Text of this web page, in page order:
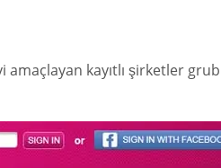
kayıtlı şirketler